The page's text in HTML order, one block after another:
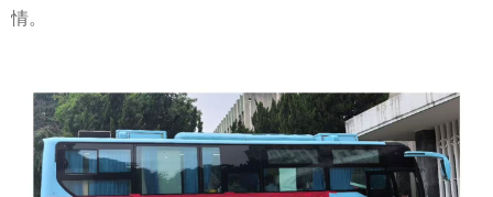
情。